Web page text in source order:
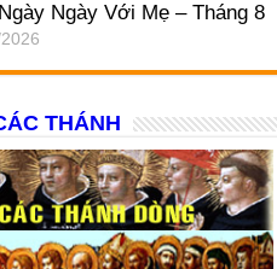
Ngày Với Mẹ – Tháng 8
THÁNH